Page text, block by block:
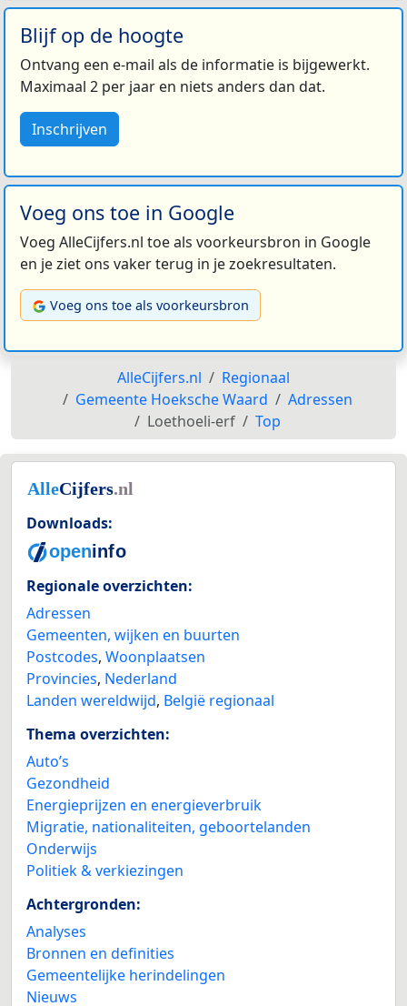
Blijf op de hoogte
Ontvang een e-mail als de informatie is bijgewerkt.
Maximaal 2 per jaar en niets anders dan dat.
Inschrijven
Voeg ons toe in Google
Voeg AlleCijfers.nl toe als voorkeursbron in Google
en je ziet ons vaker terug in je zoekresultaten.
Voeg ons toe als voorkeursbron
AlleCijfers.nl
Regionaal
Gemeente Hoeksche Waard
Adressen
Loethoeli-erf
Top
Downloads:
Regionale overzichten:
Adressen
Gemeenten, wijken en buurten
Postcodes, Woonplaatsen
Provincies, Nederland
Landen wereldwijd, België regionaal
Thema overzichten:
Auto’s
Gezondheid
Energieprijzen en energieverbruik
Migratie, nationaliteiten, geboortelanden
Onderwijs
Politiek & verkiezingen
Achtergronden:
Analyses
Bronnen en definities
Gemeentelijke herindelingen
Nieuws